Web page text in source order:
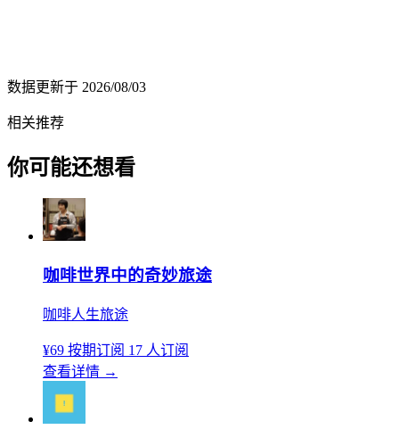
数据更新于 2026/08/03
相关推荐
你可能还想看
咖啡世界中的奇妙旅途
咖啡人生旅途
¥69 按期订阅 17 人订阅
查看详情 →